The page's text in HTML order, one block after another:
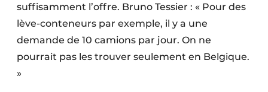
suffisamment l’offre. Bruno Tessier : « Pour des
lève-conteneurs par exemple, il y a une
demande de 10 camions par jour. On ne
pourrait pas les trouver seulement en Belgique.
»